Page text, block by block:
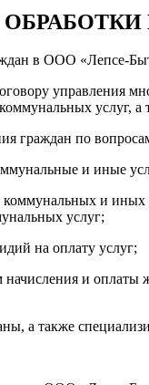
в ООО «Лепсе-
управления
услуг,
граждан по
и иные
и иных
услуг;
на оплату услуг;
начисления и
а также